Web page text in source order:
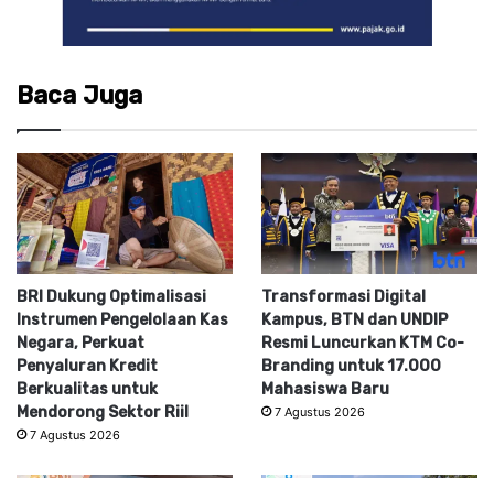
Baca Juga
BRI Dukung Optimalisasi
Instrumen Pengelolaan Kas
Negara, Perkuat
Penyaluran Kredit
Berkualitas untuk
Mendorong Sektor Riil
7 Agustus 2026
Transformasi Digital
Kampus, BTN dan UNDIP
Resmi Luncurkan KTM Co-
Branding untuk 17.000
Mahasiswa Baru
7 Agustus 2026